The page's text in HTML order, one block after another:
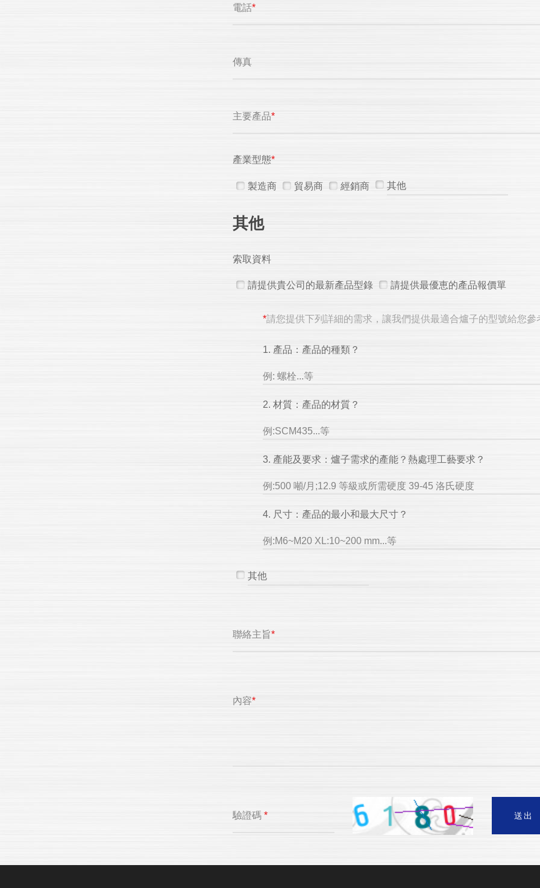
電話*
傳真
主要產品*
產業型態*
製造商 貿易商 經銷商
其他
索取資料
請提供貴公司的最新產品型錄 請提供最優恵的產品報價單
*請您提供下列詳細的需求，讓我們提供最適合爐子的型號給您參
1. 產品：產品的種類？
例: 螺栓...等
2. 材質：產品的材質？
例:SCM435...等
3. 產能及要求：爐子需求的產能？熱處理工藝要求？
例:500 噸/月;12.9 等級或所需硬度 39-45 洛氏硬度
4. 尺寸：產品的最小和最大尺寸？
例:M6~M20 XL:10~200 mm...等
聯絡主旨*
內容*
驗證碼 * 送出